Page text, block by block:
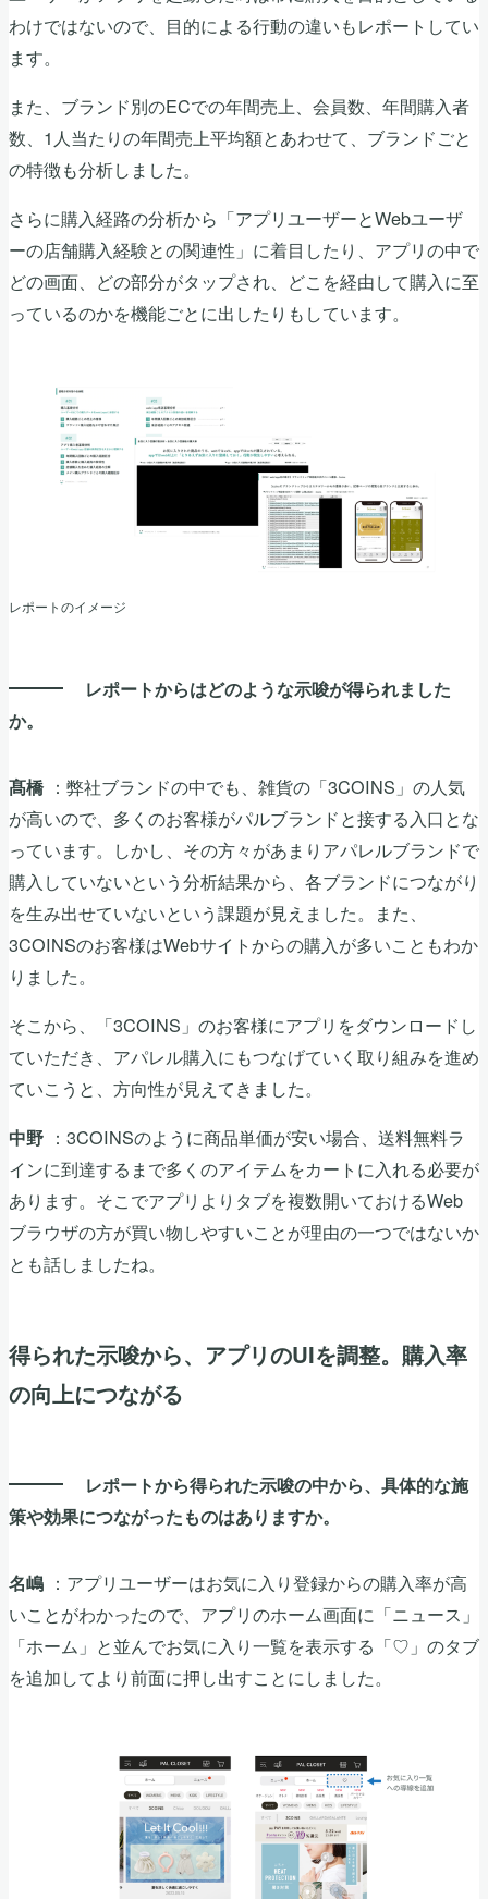
わけではないので、目的による行動の違いもレポートしてい
ます。
また、ブランド別のECでの年間売上、会員数、年間購入者
数、1人当たりの年間売上平均額とあわせて、ブランドごと
の特徴も分析しました。
さらに購入経路の分析から「アプリユーザーとWebユーザ
ーの店舗購入経験との関連性」に着目したり、アプリの中で
どの画面、どの部分がタップされ、どこを経由して購入に至
っているのかを機能ごとに出したりもしています。
レポートのイメージ
レポートからはどのような示唆が得られました
か。
髙橋：弊社ブランドの中でも、雑貨の「3COINS」の人気
が高いので、多くのお客様がパルブランドと接する入口とな
っています。しかし、その方々があまりアパレルブランドで
購入していないという分析結果から、各ブランドにつながり
を生み出せていないという課題が見えました。また、
3COINSのお客様はWebサイトからの購入が多いこともわか
りました。
そこから、「3COINS」のお客様にアプリをダウンロードし
ていただき、アパレル購入にもつなげていく取り組みを進め
ていこうと、方向性が見えてきました。
中野 ：3COINSのように商品単価が安い場合、送料無料ラ
インに到達するまで多くのアイテムをカートに入れる必要が
あります。そこでアプリよりタブを複数開いておけるWeb
ブラウザの方が買い物しやすいことが理由の一つではないか
とも話しましたね。
得られた示唆から、アプリのUIを調整。購入率
の向上につながる
レポートから得られた示唆の中から、具体的な施
策や効果につながったものはありますか。
名嶋 ：アプリユーザーはお気に入り登録からの購入率が高
いことがわかったので、アプリのホーム画面に「ニュース」
「ホーム」と並んでお気に入り一覧を表示する「♡」のタブ
を追加してより前面に押し出すことにしました。